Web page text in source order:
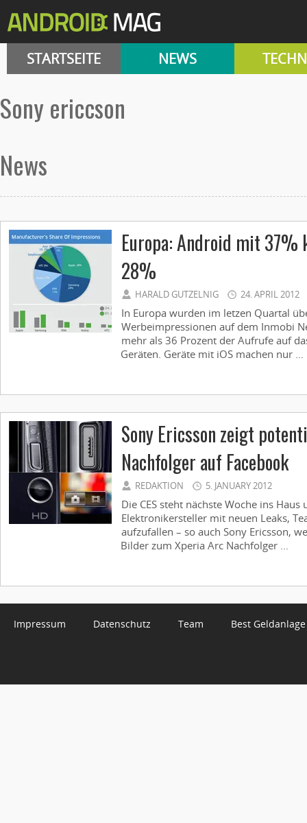
STARTSEITE NEWS
sony ericcson
News
Europa: Android mit 37%
28%
HARALD GUTZELNIG 24. APRIL 2012
In Europa wurden im letzen Quartal
Werbeimpressionen auf dem Inmobi
mehr als 36 Prozent der Aufrufe auf
Geräten. Geräte mit iOS machen nur ...
Sony Ericsson zeigt
Nachfolger auf Facebook
REDAKTION 5. JANUARY 2012
Die CES steht nächste Woche ins
Elektronikersteller mit neuen Leaks,
aufzufallen – so auch Sony Ericsson,
Bilder zum Xperia Arc Nachfolger ...
Impressum Datenschutz Team Best Geldanlage